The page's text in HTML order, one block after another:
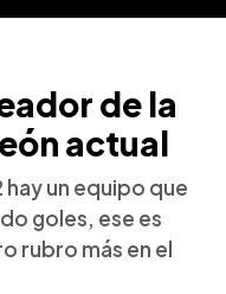
de la
actual
hay un equipo que
goles, ese es
rubro más en el